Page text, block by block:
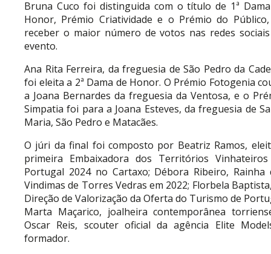
Bruna Cuco foi distinguida com o título de 1ª
Honor, Prémio Criatividade e o Prémio do
receber o maior número de votos nas redes
evento.
Ana Rita Ferreira, da freguesia de São Pedro da
foi eleita a 2ª Dama de Honor. O Prémio Fotogenia
a Joana Bernardes da freguesia da Ventosa, e o
Simpatia foi para a Joana Esteves, da freguesia de
Maria, São Pedro e Matacães.
O júri da final foi composto por Beatriz Ramos,
primeira Embai­xadora dos Territórios
Portugal 2024 no Cartaxo; Débora Ribeiro, Rainha
Vindimas de Torres Vedras em 2022; Florbela
Direção de Valorização da Oferta do Turismo de
Marta Maçarico, joalheira contemporânea
Oscar Reis, scouter oficial da agência Elite
formador.